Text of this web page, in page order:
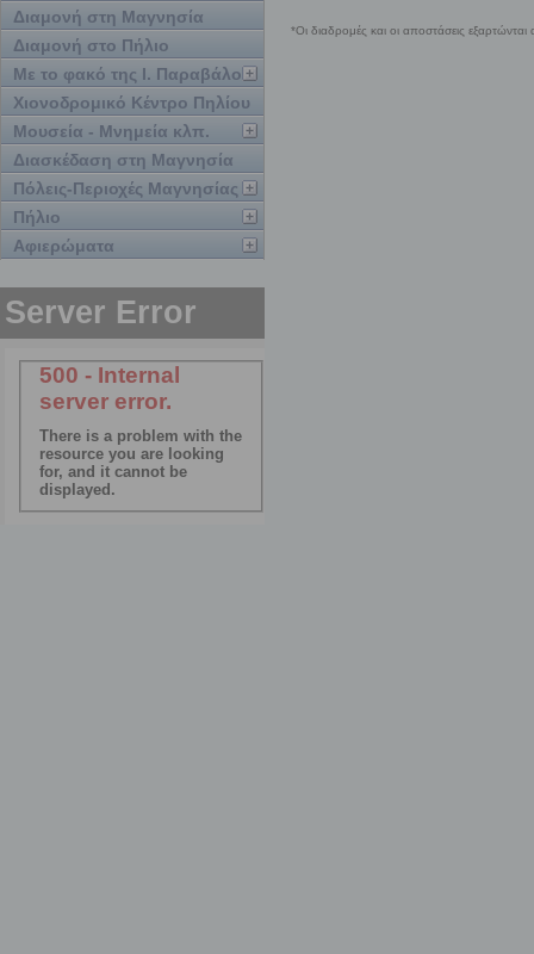
Διαμονή στη Μαγνησία
Διαμονή στο Πήλιο
Με το φακό της Ι. Παραβάλου
Χιονοδρομικό Κέντρο Πηλίου
Μουσεία - Μνημεία κλπ.
Διασκέδαση στη Μαγνησία
Πόλεις-Περιοχές Μαγνησίας
Πήλιο
Αφιερώματα